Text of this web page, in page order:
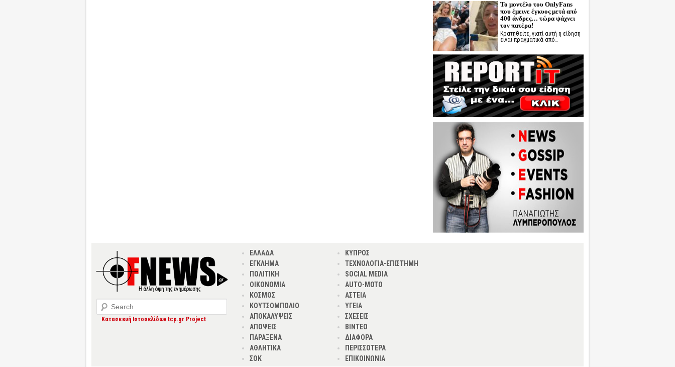
Το μοντέλο του OnlyFans
που έμεινε έγκυος μετά από
400 άνδρες… τώρα ψάχνει
τον πατέρα!
Κρατηθείτε, γιατί αυτή η είδηση
είναι πραγματικά από…
Search
Κατασκευή Ιστοσελίδων tcp.gr Project
ΕΛΛΑΔΑ
ΕΓΚΛΗΜΑ
ΠΟΛΙΤΙΚΗ
ΟΙΚΟΝΟΜΙΑ
ΚΟΣΜΟΣ
ΚΟΥΤΣΟΜΠΟΛΙΟ
ΑΠΟΚΑΛΥΨΕΙΣ
ΑΠΟΨΕΙΣ
ΠΑΡΑΞΕΝΑ
ΑΘΛΗΤΙΚΑ
ΣΟΚ
ΚΥΠΡΟΣ
ΤΕΧΝΟΛΟΓΙΑ-ΕΠΙΣΤΗΜΗ
SOCIAL MEDIA
AUTO-MOTO
ΑΣΤΕΙΑ
ΥΓΕΙΑ
ΣΧΕΣΕΙΣ
ΒΙΝΤΕΟ
ΔΙΑΦΟΡΑ
ΠΕΡΙΣΣΟΤΕΡΑ
ΕΠΙΚΟΙΝΩΝΙΑ